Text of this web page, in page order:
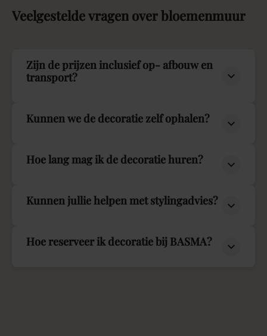
Veelgesteldevragen overbloemenmuur
Zijn de prijzen inclusief op- afbouw en
transport?
Kunnen we de decoratie zelf ophalen?
Hoe lang mag ik de decoratie huren?
Kunnen jullie helpen met stylingadvies?
Hoe reserveer ik decoratie bij BASMA?